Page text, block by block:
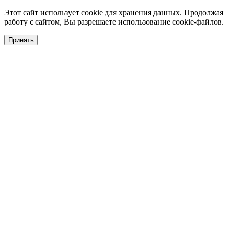
Этот сайт использует cookie для хранения данных. Продолжая
работу с сайтом, Вы разрешаете использование cookie-файлов.
Принять